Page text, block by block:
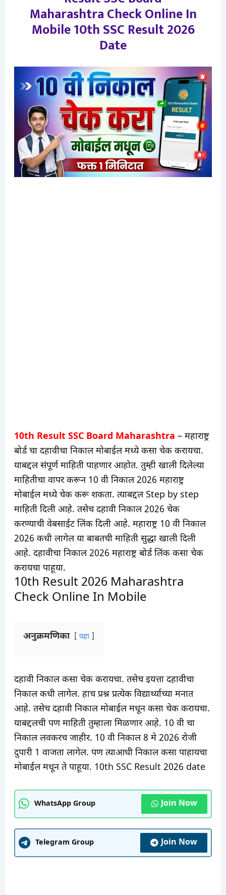
Maharashtra Check Online In
Mobile 10th SSC Result 2026
Date
10th Result SSC Board Maharashtra – महाराष्ट्र
बोर्ड चा दहावीचा निकाल मोबाईल मध्ये कसा चेक करायचा.
याबद्दल संपूर्ण माहिती पाहणार आहोत. तुम्ही खाली दिलेल्या
माहितीचा वापर करून 10 वी निकाल 2026 महाराष्ट्र
मोबाईल मध्ये चेक करू शकता. त्याबद्दल Step by step
माहिती दिली आहे. तसेच दहावी निकाल 2026 चेक
करण्याची वेबसाईट लिंक दिली आहे. महाराष्ट्र 10 वी निकाल
2026 कधी लागेल या बाबतची माहिती सुद्धा खाली दिली
आहे. दहावीचा निकाल 2026 महाराष्ट्र बोर्ड लिंक कसा चेक
करायचा पाहूया.
10th Result 2026 Maharashtra
Check Online In Mobile
अनुक्रमणिका पहा
दहावी निकाल कसा चेक करायचा. तसेच इयत्ता दहावीचा
निकाल कधी लागेल. हाच प्रश्न प्रत्येक विद्यार्थ्याच्या मनात
आहे. तसेच दहावी निकाल मोबाईल मधून कसा चेक करायचा.
याबद्दलची पण माहिती तुम्हाला मिळणार आहे. 10 वी चा
निकाल लवकरच जाहीर. 10 वी निकाल 8 मे 2026 रोजी
दुपारी 1 वाजता लागेल. पण त्याआधी निकाल कसा पाहायचा
मोबाईल मधून ते पाहूया. 10th SSC Result 2026 date
WhatsApp Group Join Now
Telegram Group Join Now